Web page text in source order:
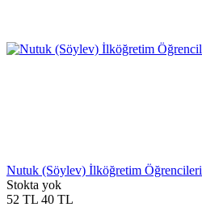
Nutuk (Söylev) İlköğretim Öğrencileri
Stokta yok
52 TL 40 TL